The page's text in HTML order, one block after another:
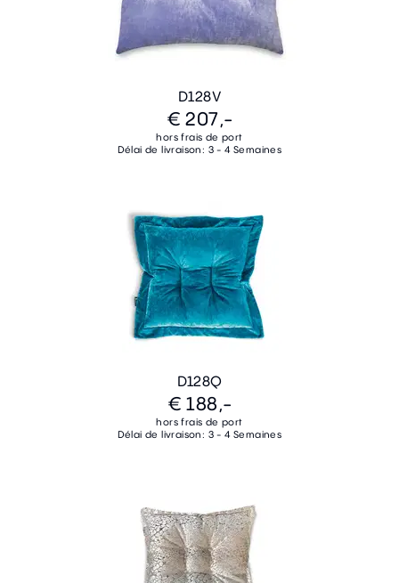
D128V
€ 207,-
hors frais de port
Délai de livraison: 3 - 4 Semaines
D128Q
€ 188,-
hors frais de port
Délai de livraison: 3 - 4 Semaines